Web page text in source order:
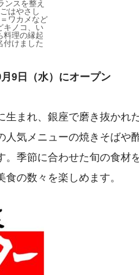
ンスを整え
はやさし
ワカメなど
キノコ、い
料理の縁起
付けました
9日（水）にオープン
生まれ、銀座で磨き抜かれ
人気メニューの焼きそばや
。季節に合わせた旬の食材
の数々を楽しめます。